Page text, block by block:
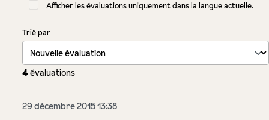
Afficher les évaluations uniquement dans la langue actuelle.
Trié par
4évaluations
29 décembre 2015 13:38